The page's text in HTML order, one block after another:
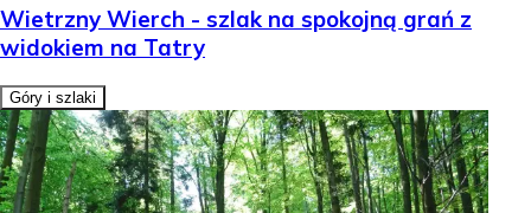
Wietrzny Wierch - szlak na spokojną grań z
widokiem na Tatry
Góry i szlaki